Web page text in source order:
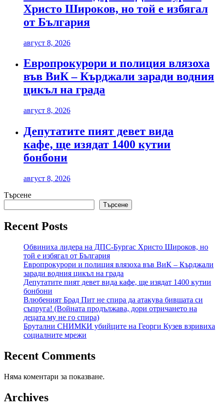
Христо Широков, но той е избягал
от България
август 8, 2026
Европрокурори и полиция влязоха
във ВиК – Кърджали заради водния
цикъл на града
август 8, 2026
Депутатите пият девет вида
кафе, ще изядат 1400 кутии
бонбони
август 8, 2026
Търсене
Търсене
Recent Posts
Обвиниха лидера на ДПС-Бургас Христо Широков, но
той е избягал от България
Европрокурори и полиция влязоха във ВиК – Кърджали
заради водния цикъл на града
Депутатите пият девет вида кафе, ще изядат 1400 кутии
бонбони
Влюбеният Брад Пит не спира да атакува бившата си
съпруга! (Войната продължава, дори отричането на
децата му не го спира)
Брутални СНИМКИ убийците на Георги Кузев взривиха
социалните мрежи
Recent Comments
Няма коментари за показване.
Archives